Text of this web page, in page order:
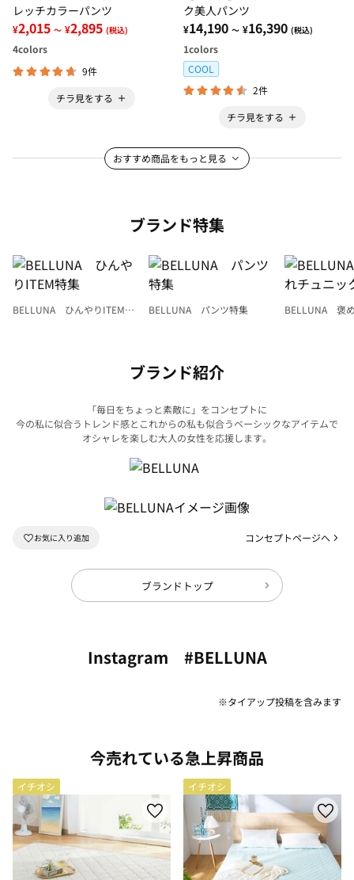
レッチカラーパンツ
¥2,015 ～ ¥2,895 (税込)
4colors
9件
チラ見をする
ク美人パンツ
¥14,190 ～ ¥16,390 (税込)
1colors
COOL
2件
チラ見をする
おすすめ商品をもっと見る
ブランド特集
BELLUNA ひんやりITEM特
BELLUNA パンツ特集
BELLUNA 褒
ブランド紹介
「毎日をちょっと素敵に」をコンセプトに
今の私に似合うトレンド感とこれからの私も似合うベーシックなアイテムで
オシャレを楽しむ大人の女性を応援します。
コンセプトページへ
ブランドトップ
Instagram #BELLUNA
※タイアップ投稿を含みます
今売れている急上昇商品
イチオシ イチオシ